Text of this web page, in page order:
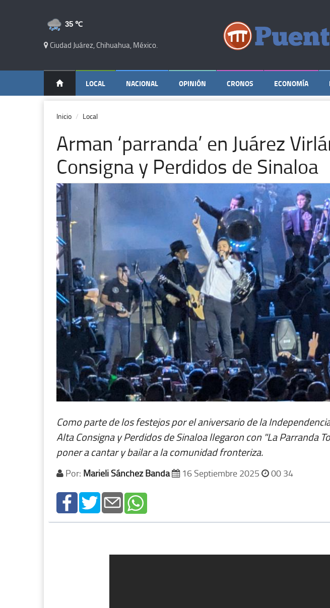
35 ℃
Ciudad Juárez, Chihuahua, México.
LOCAL NACIONAL OPINIÓN CRONOS ECONOMÍA
Inicio Local
Arman ‘parranda’ en Juárez
Consigna y Perdidos de Sinaloa
Como parte de los festejos por el aniversario de la
Alta Consigna y Perdidos de Sinaloa llegaron con "La Parranda
poner a cantar y bailar a la comunidad fronteriza.
Por: Marieli Sánchez Banda 16 Septiembre 2025 00 34